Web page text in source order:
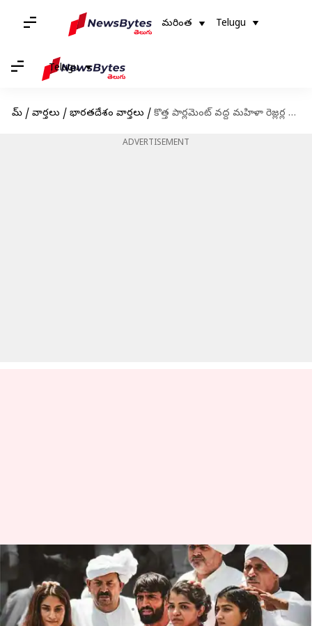
మరింత Telugu
Telugu
హోమ్ / వార్తలు / భారతదేశం వార్తలు / కొత్త పార్లమెంట్‌ వద్ద మహిళా రెజ్లర్ల ప్రదర్శన; దిల్లీలో భద్రత కట్టుదిట్టం
ADVERTISEMENT
కొత్త పార్లమెంట్‌ వద్ద మహిళా రెజ్లర్ల
ప్రదర్శన; దిల్లీలో భద్రత కట్టుదిట్టం
వ్రాసిన వారు Stalin May 28, 2023 10:41 am